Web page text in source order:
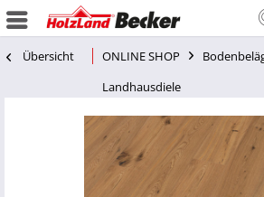
Übersicht ONLINE SHOP
Landhausdiele